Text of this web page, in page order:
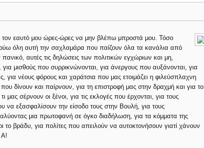
εαυτό μου ώρες-ώρες να μην βλέπω μπροστά μου. Τόσο
όλη αυτή την σαχλαμάρα που παίζουν όλα τα κανάλια από
αυτές τις δηλώσεις των πολιτικών εγχώριων και μη,
μισθούς που συρρικνώνονται, για άνεργους που αυξάνονται, για
νέους φόρους και χαράτσια που μας ετοιμάζει η φιλεύσπλαχνη
δίνουν και παίρνουν, για τη επιστροφή μας στην δραχμή και για το
μας σέρνουν οι ξένοι, για τις εκλογές που έρχονται, για τους
να εξασφαλίσουν την είσοδο τους στην Βουλή, για τους
μια πρωτοφανή σε όγκο διαδήλωση, για τα κόμματα της
το βράδυ, για πολίτες που απειλούν να αυτοκτονήσουν γιατί χάνουν
Α!